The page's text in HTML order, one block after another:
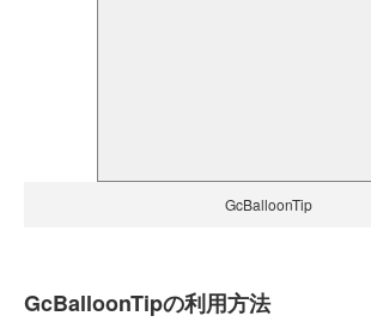
GcBalloonTip
GcBalloonTipの利用方法